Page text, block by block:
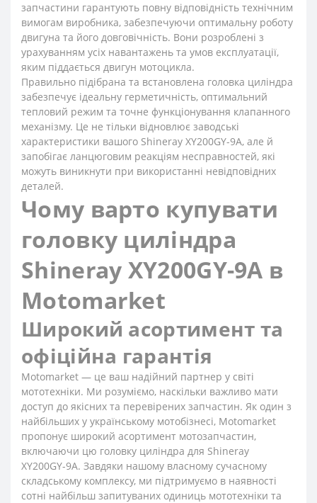
запчастини гарантують повну відповідність технічним
вимогам виробника, забезпечуючи оптимальну роботу
двигуна та його довговічність. Вони розроблені з
урахуванням усіх навантажень та умов експлуатації,
яким піддається двигун мотоцикла.
Правильно підібрана та встановлена головка циліндра
забезпечує ідеальну герметичність, оптимальний
тепловий режим та точне функціонування клапанного
механізму. Це не тільки відновлює заводські
характеристики вашого Shineray XY200GY-9A, але й
запобігає ланцюговим реакціям несправностей, які
можуть виникнути при використанні невідповідних
деталей.
Чому варто купувати
головку циліндра
Shineray XY200GY-9A в
Motomarket
Широкий асортимент та
офіційна гарантія
Motomarket — це ваш надійний партнер у світі
мототехніки. Ми розуміємо, наскільки важливо мати
доступ до якісних та перевірених запчастин. Як один з
найбільших у українському мотобізнесі, Motomarket
пропонує широкий асортимент мотозапчастин,
включаючи цю головку циліндра для Shineray
XY200GY-9A. Завдяки нашому власному сучасному
складському комплексу, ми підтримуємо в наявності
сотні найбільш запитуваних одиниць мототехніки та